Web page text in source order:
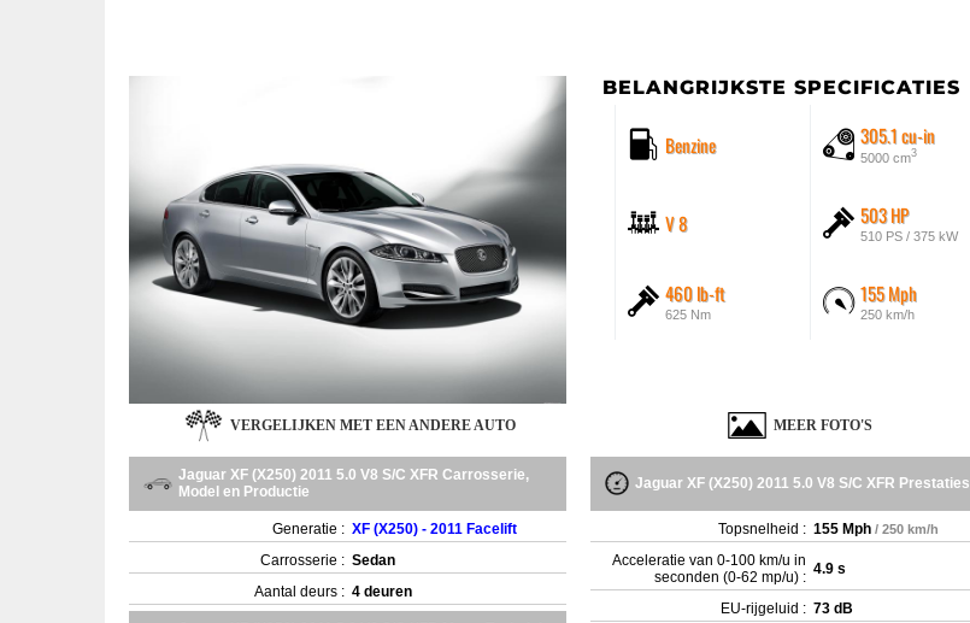
BELANGRIJKSTE SPECIFICATIES
Benzine 305.1 cu-in
5000 cm3
V 8 503 HP
510 PS / 375 kW
460 lb-ft
625 Nm
155 Mph
250 km/h
VERGELIJKEN MET EEN ANDERE AUTO MEER FOTO'S
Jaguar XF (X250) 2011 5.0 V8 S/C XFR Carrosserie,
Model en Productie
Generatie : XF (X250) - 2011 Facelift
Carrosserie : Sedan
Aantal deurs : 4 deuren
Jaguar XF (X250) 2011 5.0 V8 S/C XFR Prestaties
Topsnelheid : 155 Mph / 250 km/h
Acceleratie van 0-100 km/u in
seconden (0-62 mp/u) : 4.9 s
EU-rijgeluid : 73 dB